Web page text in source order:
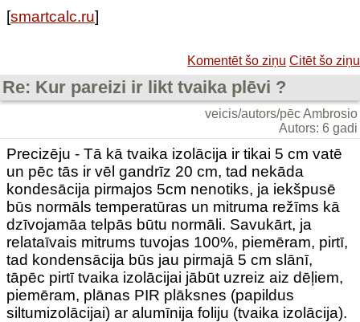
[smartcalc.ru]
Komentēt šo ziņu Citēt šo ziņu
Re: Kur pareizi ir likt tvaika plēvi ?
veicis/autors/pēc Ambrosio
Autors: 6 gadi
Precizēju - Tā kā tvaika izolācija ir tikai 5 cm vatē
un pēc tās ir vēl gandrīz 20 cm, tad nekāda
kondesācija pirmajos 5cm nenotiks, ja iekšpusē
būs normāls temperatūras un mitruma režīms kā
dzīvojamāa telpās būtu normāli. Savukārt, ja
relataīvais mitrums tuvojas 100%, piemēram, pirtī,
tad kondensācija būs jau pirmajā 5 cm slānī,
tāpēc pirtī tvaika izolācijai jābūt uzreiz aiz dēļiem,
piemēram, plānas PIR plāksnes (papildus
siltumizolācijai) ar alumīnija foliju (tvaika izolācija).